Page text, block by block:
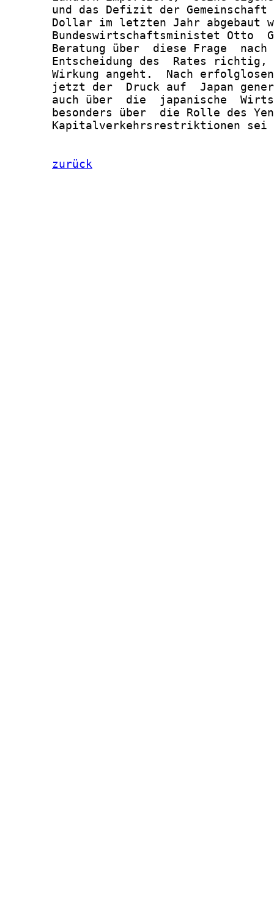
zurück